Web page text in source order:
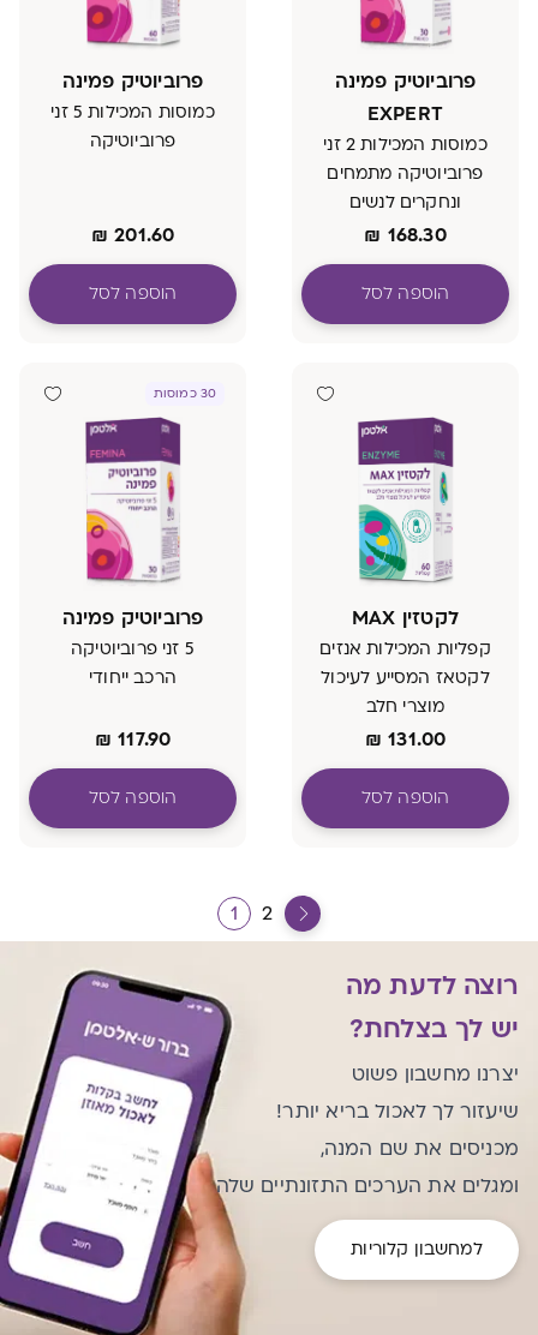
פרוביוטיק פמינה
EXPERT
כמוסות המכילות 2 זני
פרוביוטיקה מתמחים
ונחקרים לנשים
הרכב ייחודי
₪ 168.30
הוספה לסל
פרוביוטיק פמינה
כמוסות המכילות 5 זני
פרוביוטיקה
₪ 201.60
הוספה לסל
לקטזין MAX
קפליות המכילות אנזים
לקטאז המסייע לעיכול
מוצרי חלב
₪ 131.00
הוספה לסל
30 כמוסות
פרוביוטיק פמינה
5 זני פרוביוטיקה
הרכב ייחודי
₪ 117.90
הוספה לסל
1 2
רוצה לדעת מה
יש לך בצלחת?
יצרנו מחשבון פשוט
שיעזור לך לאכול בריא יותר!
מכניסים את שם המנה,
ומגלים את הערכים התזונתיים שלה
למחשבון קלוריות